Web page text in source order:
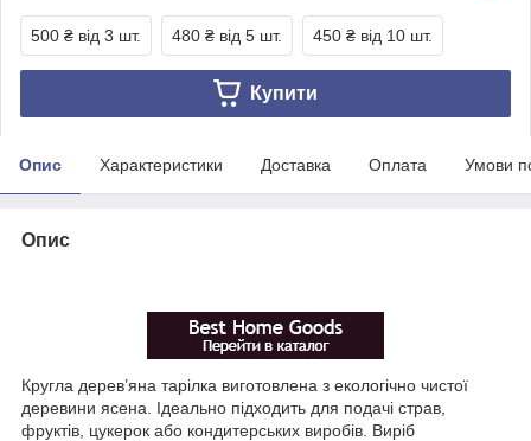
500 ₴ від 3 шт. 480 ₴ від 5 шт. 450 ₴ від 10 шт.
Купити
Опис Характеристики Доставка Оплата Умови
Опис
Кругла дерев’яна тарілка виготовлена з екологічно чистої
деревини ясена. Ідеально підходить для подачі страв,
фруктів, цукерок або кондитерських виробів. Виріб